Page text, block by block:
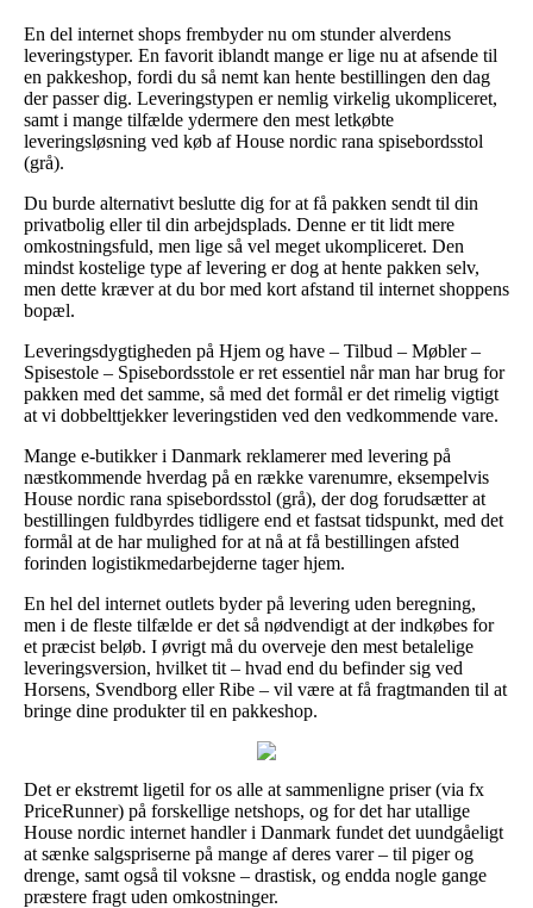
En del internet shops frembyder nu om stunder alverdens
leveringstyper. En favorit iblandt mange er lige nu at afsende til
en pakkeshop, fordi du så nemt kan hente bestillingen den dag
der passer dig. Leveringstypen er nemlig virkelig ukompliceret,
samt i mange tilfælde ydermere den mest letkøbte
leveringsløsning ved køb af House nordic rana spisebordsstol
(grå).
Du burde alternativt beslutte dig for at få pakken sendt til din
privatbolig eller til din arbejdsplads. Denne er tit lidt mere
omkostningsfuld, men lige så vel meget ukompliceret. Den
mindst kostelige type af levering er dog at hente pakken selv,
men dette kræver at du bor med kort afstand til internet shoppens
bopæl.
Leveringsdygtigheden på Hjem og have – Tilbud – Møbler –
Spisestole – Spisebordsstole er ret essentiel når man har brug for
pakken med det samme, så med det formål er det rimelig vigtigt
at vi dobbelttjekker leveringstiden ved den vedkommende vare.
Mange e-butikker i Danmark reklamerer med levering på
næstkommende hverdag på en række varenumre, eksempelvis
House nordic rana spisebordsstol (grå), der dog forudsætter at
bestillingen fuldbyrdes tidligere end et fastsat tidspunkt, med det
formål at de har mulighed for at nå at få bestillingen afsted
forinden logistikmedarbejderne tager hjem.
En hel del internet outlets byder på levering uden beregning,
men i de fleste tilfælde er det så nødvendigt at der indkøbes for
et præcist beløb. I øvrigt må du overveje den mest betalelige
leveringsversion, hvilket tit – hvad end du befinder sig ved
Horsens, Svendborg eller Ribe – vil være at få fragtmanden til at
bringe dine produkter til en pakkeshop.
Det er ekstremt ligetil for os alle at sammenligne priser (via fx
PriceRunner) på forskellige netshops, og for det har utallige
House nordic internet handler i Danmark fundet det uundgåeligt
at sænke salgspriserne på mange af deres varer – til piger og
drenge, samt også til voksne – drastisk, og endda nogle gange
præstere fragt uden omkostninger.